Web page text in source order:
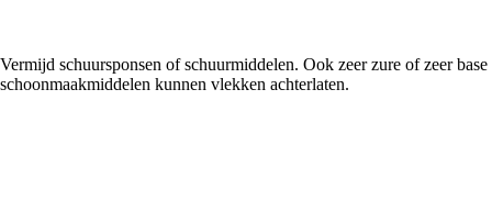
Vermijd schuursponsen of schuurmiddelen. Ook zeer zure of zeer base
schoonmaakmiddelen kunnen vlekken achterlaten.